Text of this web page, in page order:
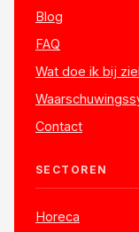
Blog
FAQ
Wat doe ik bij
Contact
SECTOREN
Horeca